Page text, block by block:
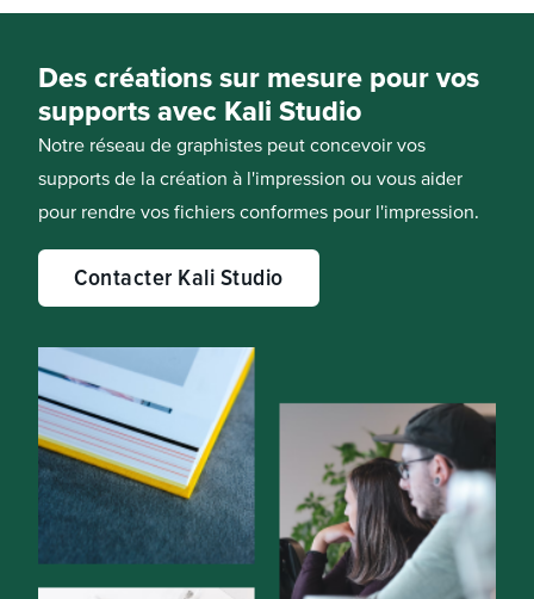
Des créations sur mesure pour vos
supports avec Kali Studio
Notre réseau de graphistes peut concevoir vos
supports de la création à l'impression ou vous aider
pour rendre vos fichiers conformes pour l'impression.
Contacter Kali Studio